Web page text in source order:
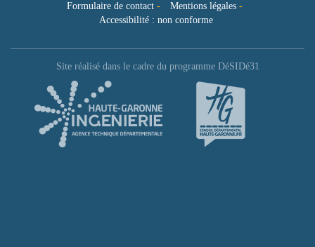
Formulaire de contact- Mentions légales-
Accessibilité : non conforme
Site réalisé dans le cadre du programme DéSIDé31